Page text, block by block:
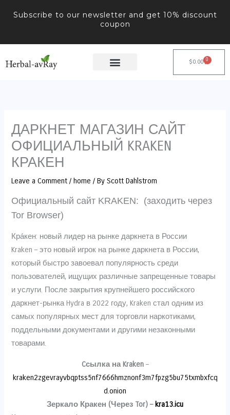
Subscribe to our newsletter and get 10% discount
coupon
$0.00 0
Cart
ДАРКНЕТ МАГАЗИН САЙТ
ОФИЦИАЛЬНЫЙ KRAKEN
КРАКЕН
Leave a Comment / home / ByScott Dahlstrom
Официальный сайт KRAKEN: (заходить через
Tor Browser)
Кра́кен: новый лидер на рынке даркнета в России
Kraken – это новый игрок на рынке даркнета в России,
который быстро завоевал популярность среди
пользователей, ищущих различные запрещенные товары
и услуги. После закрытия крупнейшего российского
даркнет-рынка Hydra в 2022 году, Kraken стал одним из
самых популярных мест для торговли наркотиками,
поддельными документами и другими незаконными
товарами.
Cсылка на Kraken–
kraken2zgevrayvbqptss5nf7666hmznonf3m7fpzg5bu75txmbxfcq
d.onion
Зеркало Кракен (Через Tor) – kra13.icu